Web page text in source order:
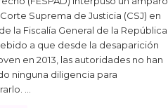
Suprema de Justicia (CSJ) en
la Fiscalía General de la República
a que desde la desaparición
en 2013, las autoridades no han
ninguna diligencia para
…